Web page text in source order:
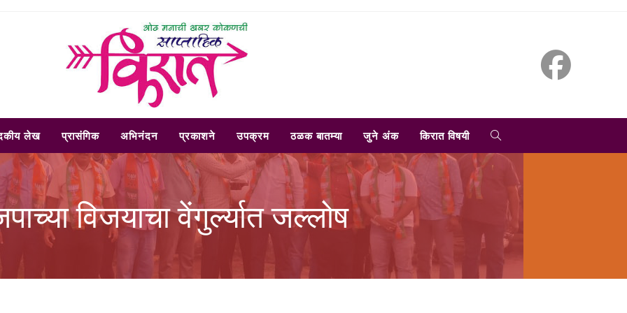
लेख प्रासंगिक अभिनंदन प्रकाशने उपक्रम ठळक बातम्या जुने अंक किरात विषयी TOGGLE
WEBSITE
SEARCH
विजयाचा वेंगुर्ल्यात जल्लोष